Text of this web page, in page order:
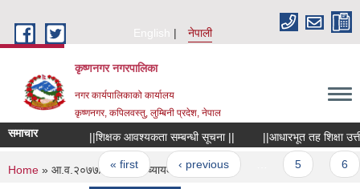
English
नेपाली
कृष्णनगर नगरपालिका
नगर कार्यपालिकाको कार्यालय
कृष्णनगर, कपिलवस्तु, लुम्बिनी प्रदेश, नेपाल
समाचार ||शिक्षक आवश्यकता सम्बन्धी सूचना || ||आधारभूत तह शिक्षा
Pages
« first ‹ previous
You are here
Home » आ.व.२०७७/७८को आय ब्यायको विवरण